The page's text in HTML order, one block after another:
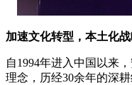
加速文化转型 ，本土化
自1994年进入中国以来
理念，历经30余年的深